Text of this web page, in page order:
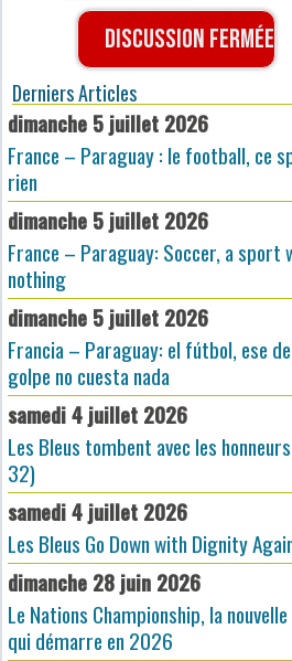
Discussion fermée
Derniers Articles
dimanche 5 juillet 2026
France – Paraguay : le football, ce
rien
dimanche 5 juillet 2026
France – Paraguay: Soccer, a sport
nothing
dimanche 5 juillet 2026
Francia – Paraguay: el fútbol, ese
golpe no cuesta nada
samedi 4 juillet 2026
Les Bleus tombent avec les
32)
samedi 4 juillet 2026
Les Bleus Go Down with Dignity
dimanche 28 juin 2026
Le Nations Championship, la
qui démarre en 2026